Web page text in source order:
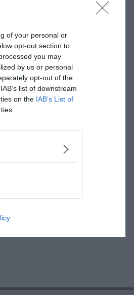
of your personal or
opt-out section to
you may
by us or personal
opt-out of the
list of downstream
on the IAB’s List of